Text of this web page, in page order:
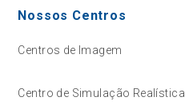
Nossos Centros
Centros de Imagem
Centro de Simulação Realística